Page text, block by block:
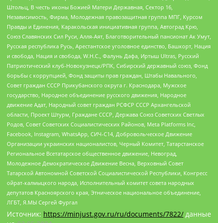
Штольц, В честь иконы Божией Матери Державная, Сектор 16,
Независимость, Фирма, Молодежная правозащитная группа МПГ, Курсом
Правды и Единения, Каракольская инициативная группа, Автоград Крю,
Союз Славянских Сил Руси, Алля-Аят, Благотворительный пансионат Ак Умут,
Русская республика Русь, Арестантское уголовное единство, Башкорт, Нация
и свобода, Нация и свобода, W.H.С., Фалунь Дафа, Иртыш Ultras, Русский
Патриотический клуб-Новокузнецк/РПК, Сибирский державный союз, Фонд
борьбы с коррупцией, Фонд защиты прав граждан, Штабы Навального,
Совет граждан СССР Прикубанского округа г. Краснодара, Мужское
государство, Народное объединение русского движения, Народное
движение Адат, Народный совет граждан РСФСР СССР Архангельской
области, Проект Штурм, Граждане СССР, Держава Союз Советских Светлых
Родов, Совет Советских Социалистических Районов, Meta Platforms Inc,
Facebook, Instagram, WhatsApp, СИЧ-С14, Добровольческое Движение
Организации украинских националистов, Черный Комитет, Татарстанское
Региональное Всетатарское общественное движение, Невоград,
Молодежное Демократическое Движение Весна, Верховный Совет
Татарской Автономной Советской Социалистической Республики, Конгресс
ойрат-калмыцкого народа, Исполнительный комитет совета народных
депутатов Красноярского края, Этническое национальное объединение,
ЛГБТ, Я.МЫ Сергей Фургал
Источник: https://minjust.gov.ru/ru/documents/7822/ данные